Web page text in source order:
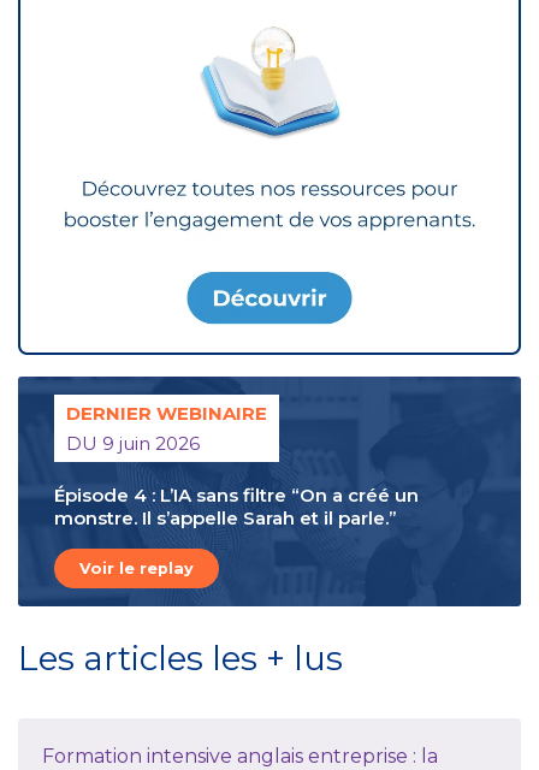
DERNIER WEBINAIRE
DU 9 juin 2026
Épisode 4 : L’IA sans filtre “On a créé un
monstre. Il s’appelle Sarah et il parle.”
Voir le replay
Les articles les + lus
Formation intensive anglais entreprise : la